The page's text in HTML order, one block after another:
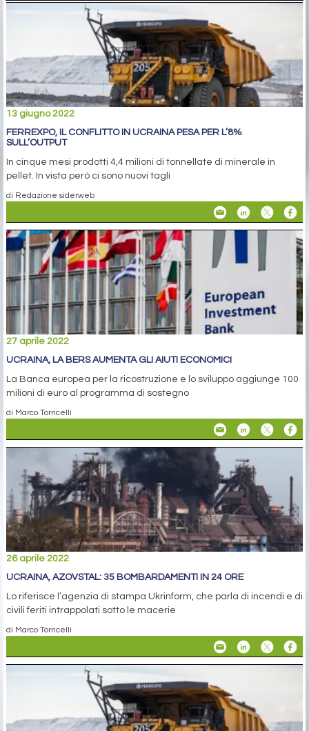
13 giugno 2022
FERREXPO, IL CONFLITTO IN UCRAINA PESA PER L’8%
SULL’OUTPUT
In cinque mesi prodotti 4,4 milioni di tonnellate di minerale in
pellet. In vista però ci sono nuovi tagli
di Redazione siderweb
27 aprile 2022
UCRAINA, LA BERS AUMENTA GLI AIUTI ECONOMICI
La Banca europea per la ricostruzione e lo sviluppo aggiunge 100
milioni di euro al programma di sostegno
di Marco Torricelli
26 aprile 2022
UCRAINA, AZOVSTAL: 35 BOMBARDAMENTI IN 24 ORE
Lo riferisce l’agenzia di stampa Ukrinform, che parla di incendi e di
civili feriti intrappolati sotto le macerie
di Marco Torricelli